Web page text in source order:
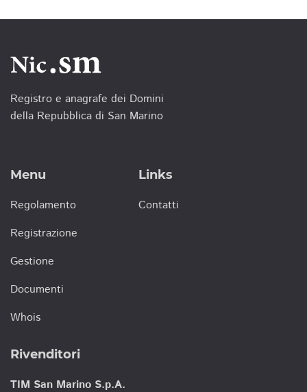
Registro e anagrafe dei Domini
della Repubblica di San Marino
Menu
Regolamento
Registrazione
Gestione
Documenti
Whois
Links
Contatti
Rivenditori
TIM San Marino S.p.A.